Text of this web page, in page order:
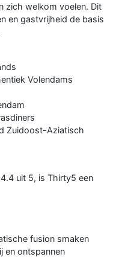
zich welkom voelen. Dit
en gastvrijheid de basis
Volendams
Zuidoost-Aziatisch
uit 5, is Thirty5 een
fusion smaken
en ontspannen